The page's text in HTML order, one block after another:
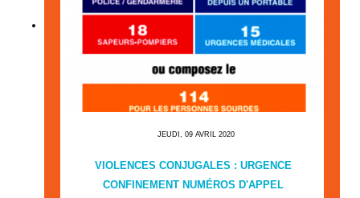
JEUDI, 09 AVRIL 2020
VIOLENCES CONJUGALES : URGENCE
CONFINEMENT NUMÉROS D'APPEL